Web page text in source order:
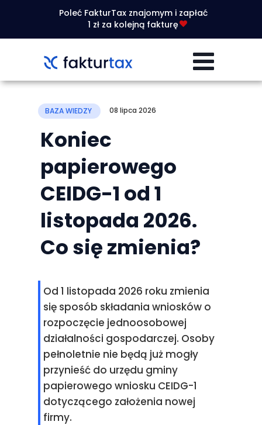
Poleć FakturTax znajomym i zapłać
1 zł za kolejną fakturę
Koniec
papierowego
CEIDG-1 od 1
listopada 2026.
Co się zmienia?
08 lipca 2026
BAZA WIEDZY
Od 1 listopada 2026 roku zmienia
się sposób składania wniosków o
rozpoczęcie jednoosobowej
działalności gospodarczej. Osoby
pełnoletnie nie będą już mogły
przynieść do urzędu gminy
papierowego wniosku CEIDG-1
dotyczącego założenia nowej
firmy.